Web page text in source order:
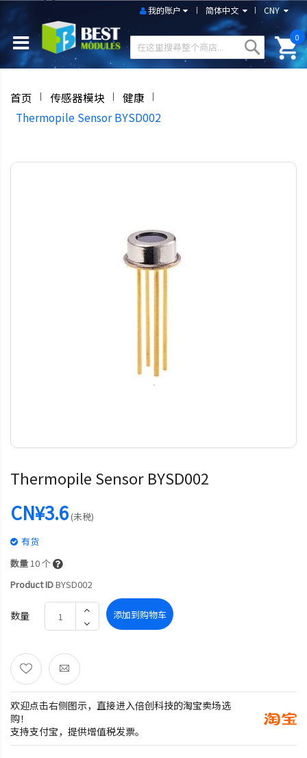
CNY
简体中文
我的账户
0
首页 传感器模块
健康
Thermopile Sensor BYSD002
Thermopile Sensor BYSD002
CN¥3.6(未税)
有货
数量10个
Product IDBYSD002
数量 添加到购物车
欢迎点击右侧图示，直接进入倍创科技的淘宝卖场选
购！
支持支付宝，提供增值税发票。